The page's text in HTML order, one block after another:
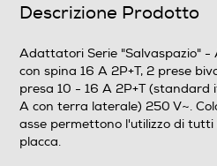
Informazioni sulla sicurezza del
Clicca qui
Descrizione Prodotto
Adattatori Serie "Salvaspazio"
con spina 16 A 2P+T, 2 prese
presa 10 - 16 A 2P+T (standard
A con terra laterale) 250 V~.
asse permettono l'utilizzo di
placca.